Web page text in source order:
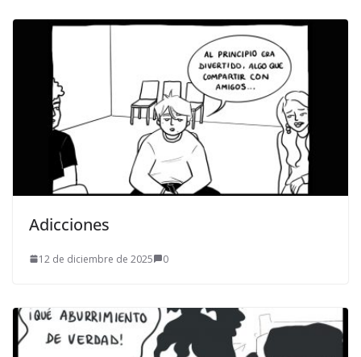
Adicciones
12 de diciembre de 2025 0